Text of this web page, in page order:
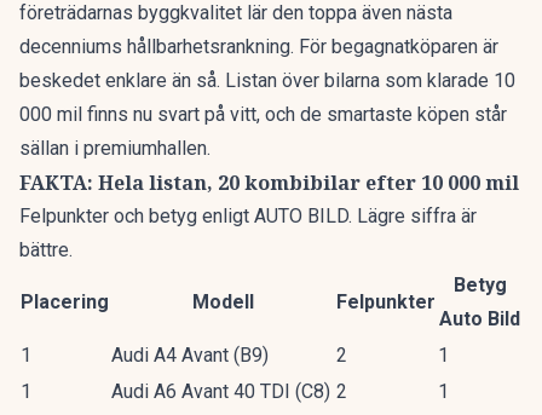
företrädarnas byggkvalitet lär den toppa även nästa
decenniums hållbarhetsrankning. För begagnatköparen är
beskedet enklare än så. Listan över bilarna som klarade 10
000 mil finns nu svart på vitt, och de smartaste köpen står
sällan i premiumhallen.
FAKTA: Hela listan, 20 kombibilar efter 10 000 mil
Felpunkter och betyg enligt AUTO BILD. Lägre siffra är
bättre.
Placering Modell Felpunkter
Betyg
Auto Bild
1
Audi A4 Avant (B9) 2
1
1
Audi A6 Avant 40 TDI (C8) 2
1